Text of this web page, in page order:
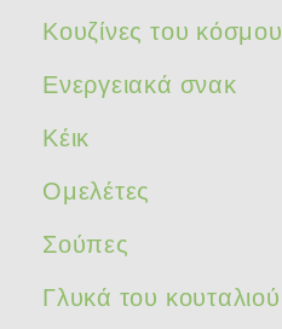
Κουζίνες του κόσμου
Ενεργειακά σνακ
Κέικ
Ομελέτες
Σούπες
Γλυκά του κουταλιού